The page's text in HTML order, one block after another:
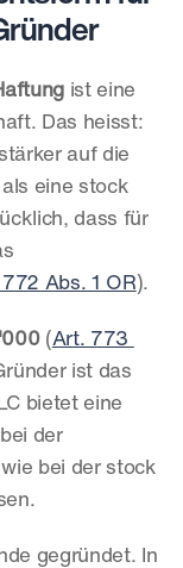
ist eine
Das heisst:
auf die
eine stock
dass für
Abs. 1 OR).
(Art. 773
ist das
bietet eine
der
bei der stock
gegründet. In